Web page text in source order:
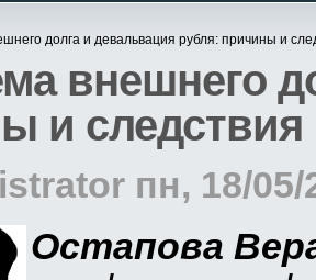
долга и девальвация рубля: причины и
внешнего
и следствия
пн, 18/05/
Остапова